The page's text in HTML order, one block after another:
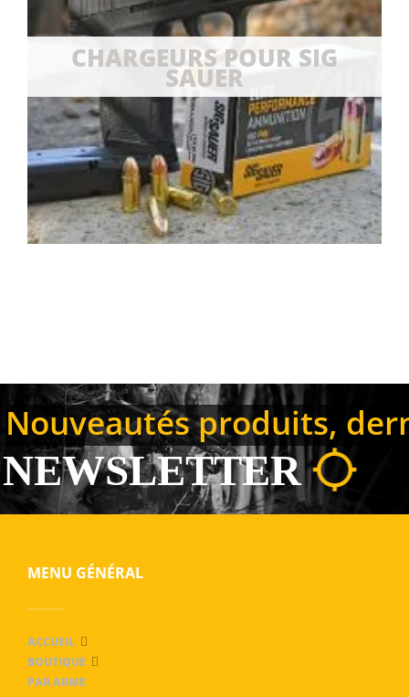
CHARGEURS POUR SIG
SAUER
Nouveautés produits,
NEWSLETTER
MENU GÉNÉRAL
ACCUEIL
BOUTIQUE
PAR ARME